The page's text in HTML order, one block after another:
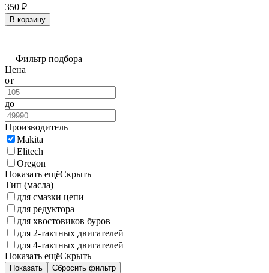
350 ₽
В корзину
Фильтр подбора
Цена
от
до
Производитель
Makita
Elitech
Oregon
Показать ещёСкрыть
Тип (масла)
для смазки цепи
для редуктора
для хвостовиков буров
для 2-тактных двигателей
для 4-тактных двигателей
Показать ещёСкрыть
Показать Сбросить фильтр